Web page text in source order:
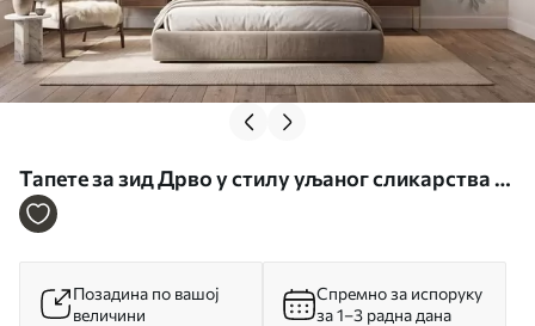
Тапете за зид Дрво у стилу уљаног сликарства у
мирним природним сиво-беж тоновима бр.
Позадина по вашој
величини
Спремно за испоруку
за 1–3 радна дана